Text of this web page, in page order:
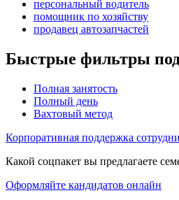
персональный водитель
помощник по хозяйству
продавец автозапчастей
Быстрые фильтры
Полная занятость
Полный день
Вахтовый метод
Корпоративная поддержка
Какой соцпакет вы предлагаете
Оформляйте кандидатов онлайн